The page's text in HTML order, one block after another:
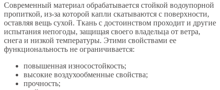
Современный материал обрабатывается стойкой водоупорной
пропиткой, из-за которой капли скатываются с поверхности,
оставляя вещь сухой. Ткань с достоинством проходит и другие
испытания непогоды, защищая своего владельца от ветра,
снега и низкой температуры. Этими свойствами ее
функциональность не ограничивается:
повышенная износостойкость;
высокие воздухообменные свойства;
прочность;